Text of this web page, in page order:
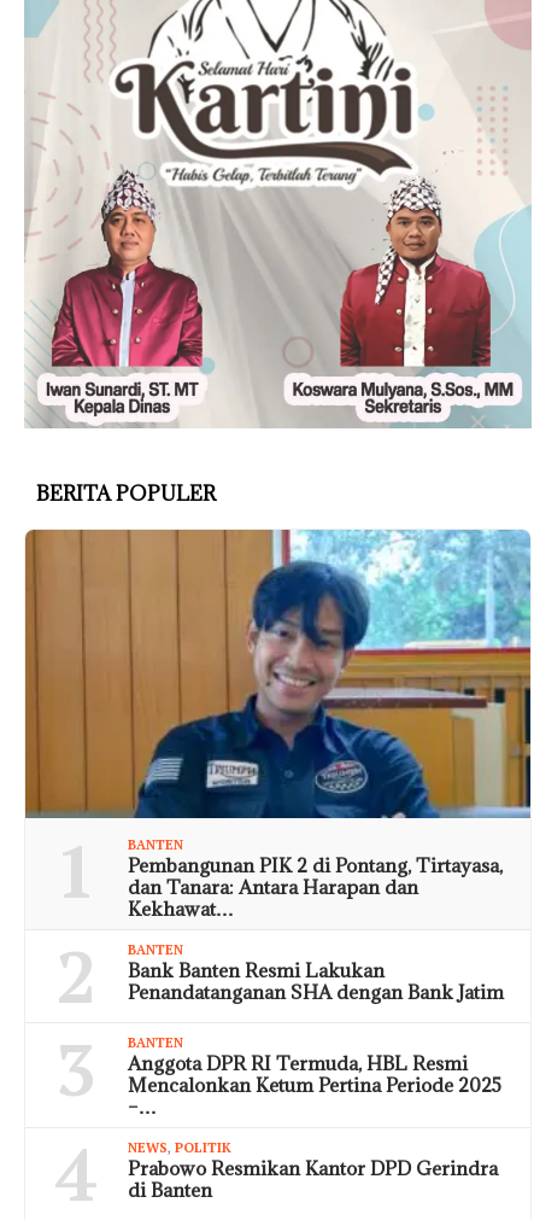
BERITA POPULER
1 BANTEN
Pembangunan PIK 2 di Pontang, Tirtayasa,
dan Tanara: Antara Harapan dan
Kekhawat…
2 BANTEN
Bank Banten Resmi Lakukan
Penandatanganan SHA dengan Bank Jatim
3 BANTEN
Anggota DPR RI Termuda, HBL Resmi
Mencalonkan Ketum Pertina Periode 2025
–…
4 NEWS, POLITIK
Prabowo Resmikan Kantor DPD Gerindra
di Banten